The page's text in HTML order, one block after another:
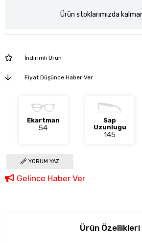
Ürün stoklarımızda
İndirimli Ürün
Fiyat Düşünce Haber Ver
Ekartman
54
Sap
Uzunlugu
145
YORUM YAZ
Gelince Haber Ver
Ürün Özellikleri